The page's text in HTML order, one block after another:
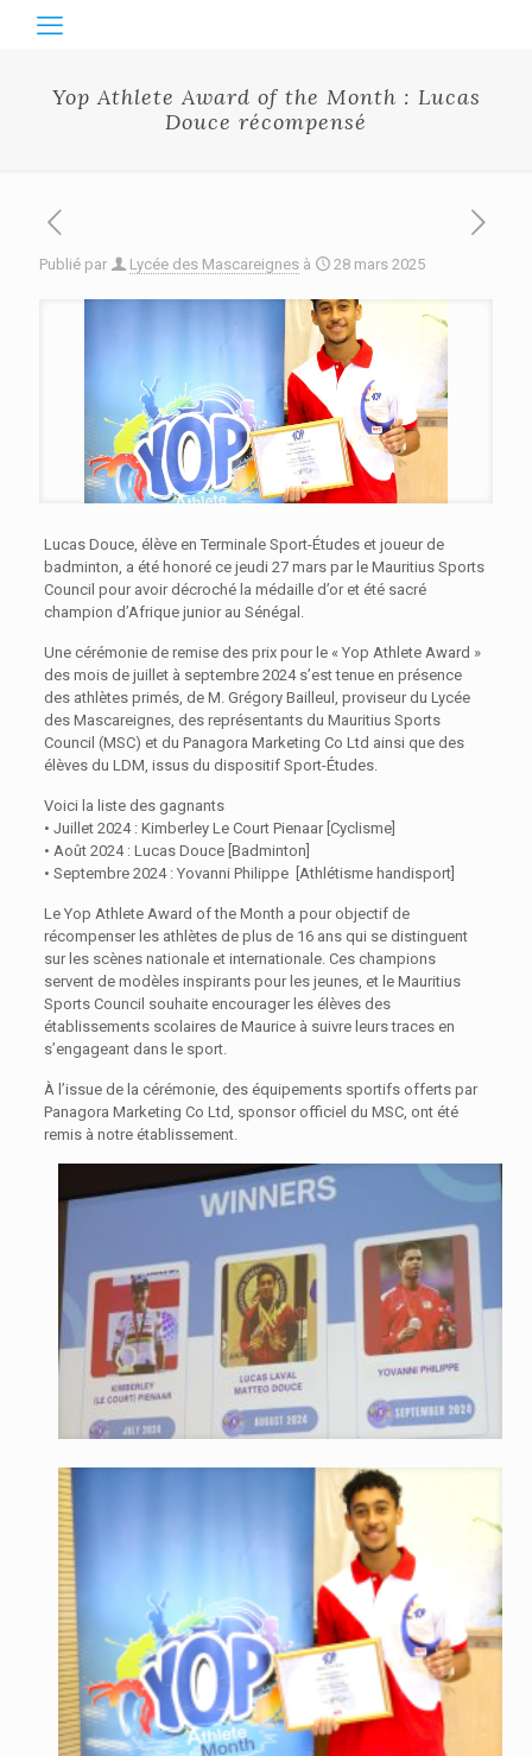
Yop Athlete Award of the Month : Lucas
Douce récompensé
Publié par Lycée des Mascareignes à 28 mars 2025
Lucas Douce, élève en Terminale Sport-Études et joueur de
badminton, a été honoré ce jeudi 27 mars par le Mauritius Sports
Council pour avoir décroché la médaille d’or et été sacré
champion d’Afrique junior au Sénégal.
Une cérémonie de remise des prix pour le « Yop Athlete Award »
des mois de juillet à septembre 2024 s’est tenue en présence
des athlètes primés, de M. Grégory Bailleul, proviseur du Lycée
des Mascareignes, des représentants du Mauritius Sports
Council (MSC) et du Panagora Marketing Co Ltd ainsi que des
élèves du LDM, issus du dispositif Sport-Études.
Voici la liste des gagnants
• Juillet 2024 : Kimberley Le Court Pienaar [Cyclisme]
• Août 2024 : Lucas Douce [Badminton]
• Septembre 2024 : Yovanni Philippe [Athlétisme handisport]
Le Yop Athlete Award of the Month a pour objectif de
récompenser les athlètes de plus de 16 ans qui se distinguent
sur les scènes nationale et internationale. Ces champions
servent de modèles inspirants pour les jeunes, et le Mauritius
Sports Council souhaite encourager les élèves des
établissements scolaires de Maurice à suivre leurs traces en
s’engageant dans le sport.
À l’issue de la cérémonie, des équipements sportifs offerts par
Panagora Marketing Co Ltd, sponsor officiel du MSC, ont été
remis à notre établissement.